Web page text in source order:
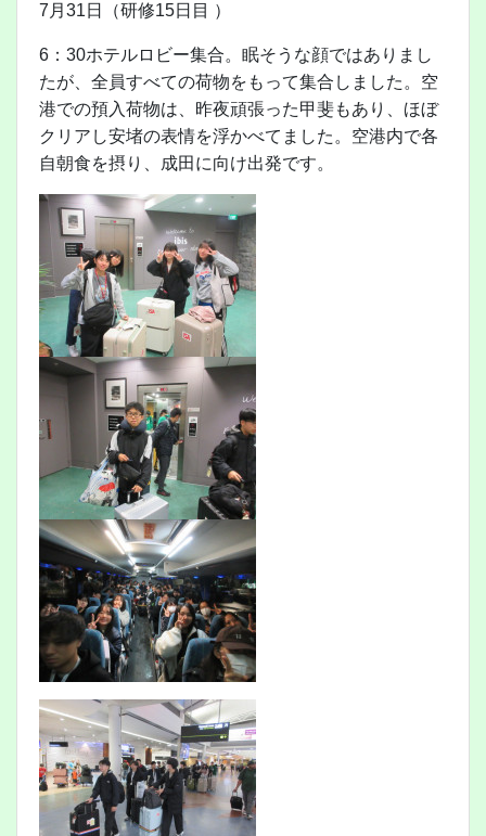
7月31日（研修15日目 ）
6：30ホテルロビー集合。眠そうな顔ではありまし
たが、全員すべての荷物をもって集合しました。空
港での預入荷物は、昨夜頑張った甲斐もあり、ほぼ
クリアし安堵の表情を浮かべてました。空港内で各
自朝食を摂り、成田に向け出発です。